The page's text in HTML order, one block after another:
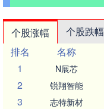
个股涨幅 个股跌幅
排名
名称
1
N展芯
2 锐翔智能
3 志特新材